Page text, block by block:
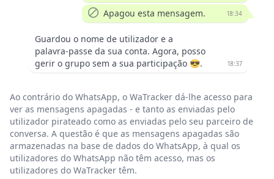
18:34
Apagou esta mensagem.
18:37
Guardou o nome de utilizador e a
palavra-passe da sua conta. Agora, posso
gerir o grupo sem a sua participação 😎.
Ao contrário do WhatsApp, o WaTracker dá-lhe acesso para
ver as mensagens apagadas - e tanto as enviadas pelo
utilizador pirateado como as enviadas pelo seu parceiro de
conversa. A questão é que as mensagens apagadas são
armazenadas na base de dados do WhatsApp, à qual os
utilizadores do WhatsApp não têm acesso, mas os
utilizadores do WaTracker têm.